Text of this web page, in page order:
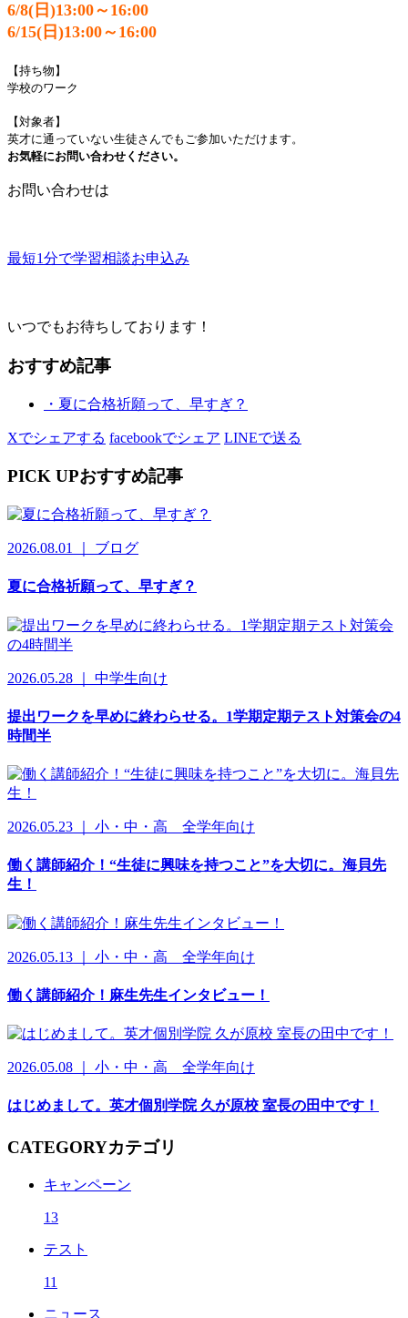
6/8(日)13:00～16:00
6/15(日)13:00～16:00
【持ち物】
学校のワーク
【対象者】
英才に通っていない生徒さんでもご参加いただけます。
お気軽にお問い合わせください。
お問い合わせは
最短1分で学習相談お申込み
いつでもお待ちしております！
おすすめ記事
・夏に合格祈願って、早すぎ？
Xでシェアする facebookでシェア LINEで送る
PICK UPおすすめ記事
2026.08.01 ｜ ブログ
夏に合格祈願って、早すぎ？
2026.05.28 ｜ 中学生向け
提出ワークを早めに終わらせる。1学期定期テスト対策会の4
時間半
2026.05.23 ｜ 小・中・高 全学年向け
働く講師紹介！“生徒に興味を持つこと”を大切に。海貝先
生！
2026.05.13 ｜ 小・中・高 全学年向け
働く講師紹介！麻生先生インタビュー！
2026.05.08 ｜ 小・中・高 全学年向け
はじめまして。英才個別学院 久が原校 室長の田中です！
CATEGORYカテゴリ
キャンペーン
13
テスト
11
ニュース